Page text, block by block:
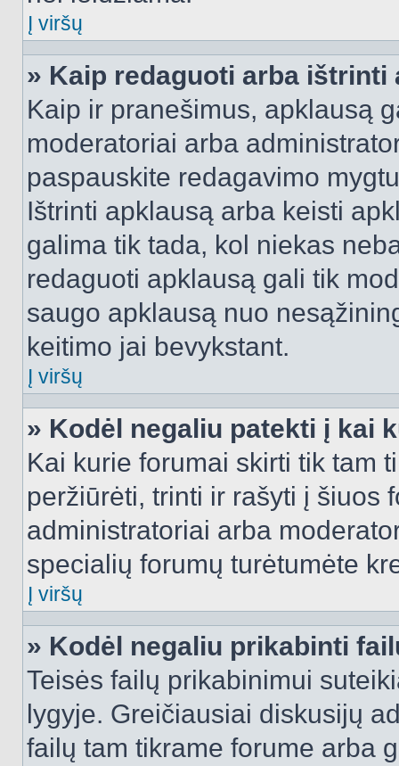
Į viršų
» Kaip redaguoti arba ištrinti
Kaip ir pranešimus, apklausą
moderatoriai arba
paspauskite redagavimo
Ištrinti apklausą arba keisti
galima tik tada, kol niekas
redaguoti apklausą gali tik
saugo apklausą nuo
keitimo jai bevykstant.
Į viršų
» Kodėl negaliu patekti į kai
Kai kurie forumai skirti tik tam
peržiūrėti, trinti ir rašyti į šiuos
administratoriai arba
specialių forumų turėtumėte
Į viršų
» Kodėl negaliu prikabinti
Teisės failų prikabinimui
lygyje. Greičiausiai diskusijų
failų tam tikrame forume arba